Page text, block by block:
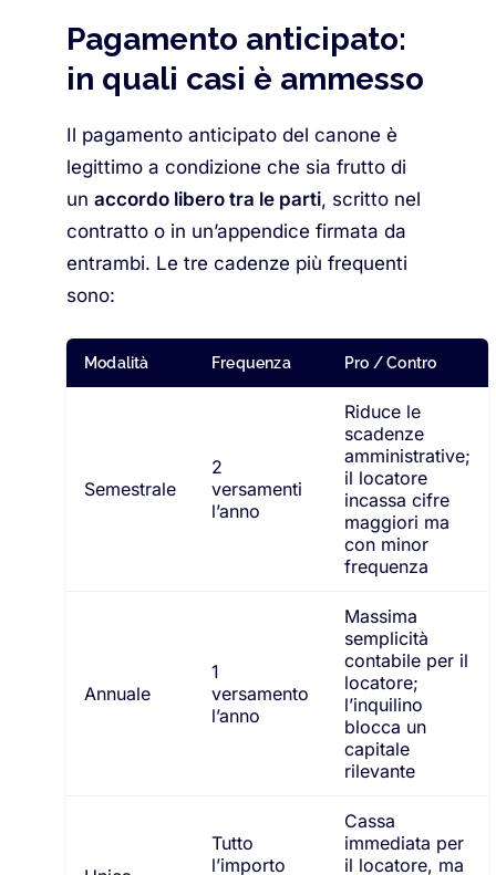
Pagamento anticipato:
in quali casi è ammesso
Il pagamento anticipato del canone è
legittimo a condizione che sia frutto di
un accordo libero tra le parti, scritto nel
contratto o in un’appendice firmata da
entrambi. Le tre cadenze più frequenti
sono:
Modalità Frequenza Pro / Contro
Semestrale
2
versamenti
l’anno
Riduce le
scadenze
amministrative;
il locatore
incassa cifre
maggiori ma
con minor
frequenza
Annuale
1
versamento
l’anno
Massima
semplicità
contabile per il
locatore;
l’inquilino
blocca un
capitale
rilevante
Tutto
l’importo
Cassa
immediata per
il locatore, ma